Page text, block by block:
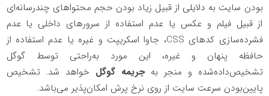
بودن سایت به دلایلی از قبیل زیاد بودن حجم محتواهای چندرسانه‌ای
از قبیل فیلم و عکس یا عدم استفاده از سرورهای داخلی یا عدم
فشرده‌سازی کدهای CSS، جاوا اسکریپت و غیره یا عدم استفاده از
حافظه پنهان و غیره، این مورد به‌راحتی توسط گوگل
تشخیص‌داده‌شده و منجر بهجریمه گوگل خواهد شد. تشخیص
پایین‌بودن سرعت سایت از روی نرخ پرش امکان‌پذیر می‌باشد.